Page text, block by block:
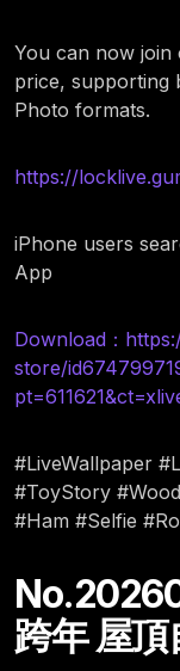
You can now
price, supporting
Photo formats.
https://
iPhone users
App
Download：
store/
#LiveWallpaper
#ToyStory
#Ham #Selfie
跨年 屋